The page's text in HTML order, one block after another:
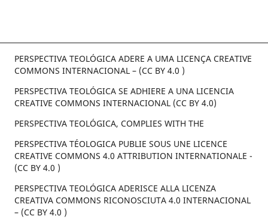
PERSPECTIVA TEOLÓGICA ADERE A UMA LICENÇA CREATIVE
COMMONS INTERNACIONAL – (CC BY 4.0 )
PERSPECTIVA TEOLÓGICA SE ADHIERE A UNA LICENCIA
CREATIVE COMMONS INTERNACIONAL (CC BY 4.0)
PERSPECTIVA TEOLÓGICA, COMPLIES WITH THE
PERSPECTIVA TÉOLOGICA PUBLIE SOUS UNE LICENCE
CREATIVE COMMONS 4.0 ATTRIBUTION INTERNATIONALE -
(CC BY 4.0 )
PERSPECTIVA TEOLÓGICA ADERISCE ALLA LICENZA
CREATIVA COMMONS RICONOSCIUTA 4.0 INTERNACIONAL
– (CC BY 4.0 )